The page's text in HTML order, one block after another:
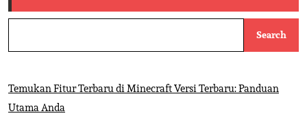
Search
Temukan Fitur Terbaru di Minecraft Versi Terbaru: Panduan
Utama Anda